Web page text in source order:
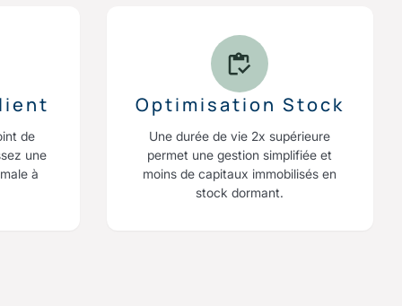
de
une
à
Optimisation Stock
Une durée de vie 2x supérieure
permet une gestion simplifiée et
moins de capitaux immobilisés en
stock dormant.